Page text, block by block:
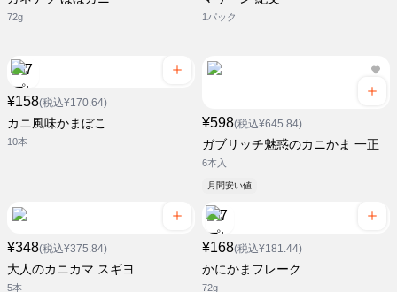
72g 1パック
¥158(税込¥170.64)
カニ風味かまぼこ
10本
¥598(税込¥645.84)
ガブリッチ魅惑のカニかま 一正
6本入
月間安い値
¥348(税込¥375.84)
大人のカニカマ スギヨ
5本
¥168(税込¥181.44)
かにかまフレーク
72g